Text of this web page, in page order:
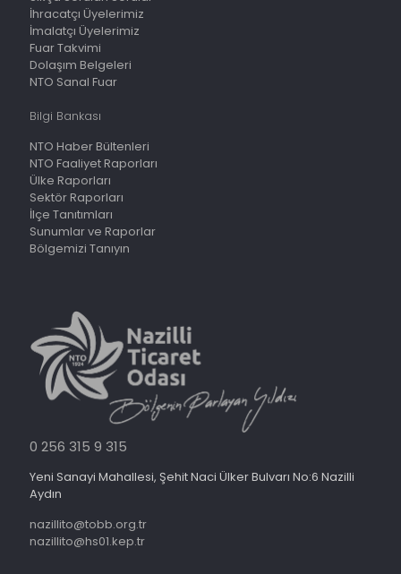
İhracatçı Üyelerimiz
İmalatçı Üyelerimiz
Fuar Takvimi
Dolaşım Belgeleri
NTO Sanal Fuar
Bilgi Bankası
NTO Haber Bültenleri
NTO Faaliyet Raporları
Ülke Raporları
Sektör Raporları
İlçe Tanıtımları
Sunumlar ve Raporlar
Bölgemizi Tanıyın
0 256 315 9 315
Yeni Sanayi Mahallesi, Şehit Naci Ülker Bulvarı No:6 Nazilli
Aydın
nazillito@tobb.org.tr
nazillito@hs01.kep.tr